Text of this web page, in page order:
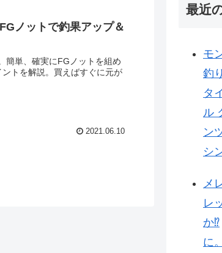
ノットで釣果アップ＆
簡単、確実にFGノットを組め
トを解説。買えばすぐに元が
2021.06.10
最近
モ
釣
タ
ル
ン
シ
メ
レ
か⁉
に